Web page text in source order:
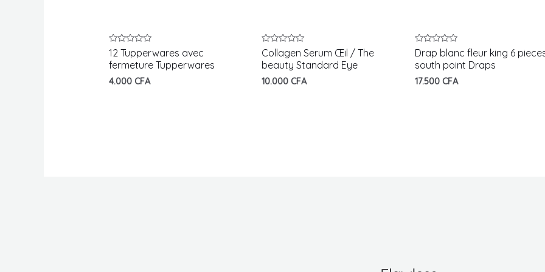
Note
0
sur
12 Tupperwares avec
fermeture Tupperwares
4.000 CFA
Note
0
sur
Collagen Serum Œil / The
beauty Standard Eye
10.000CFA
Note
0
sur
Drap blanc fleur king 6
south point Draps
17.500 CFA